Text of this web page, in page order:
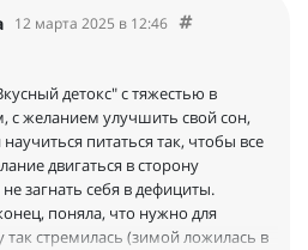
12 марта 2025 в 12:46
детокс" с тяжестью в
желанием улучшить свой сон,
питаться так, чтобы все
двигаться в сторону
загнать себя в дефициты.
поняла, что нужно для
так стремилась (зимой ложилась в